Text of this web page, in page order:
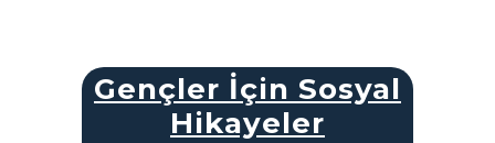
Gençler İçin Sosyal
Hikayeler